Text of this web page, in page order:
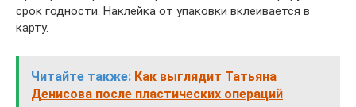
срок годности. Наклейка от упаковки вклеивается в
карту.
Читайте также: Как выглядит Татьяна
Денисова после пластических операций